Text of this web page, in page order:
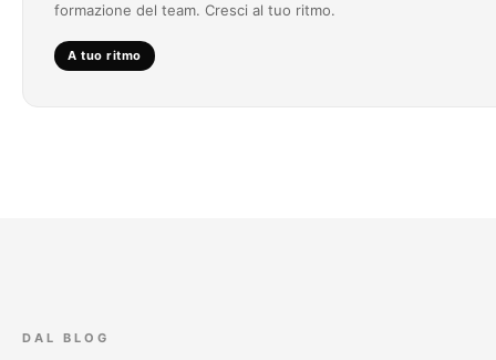
formazione del team. Cresci al tuo ritmo.
A tuo ritmo
DAL BLOG